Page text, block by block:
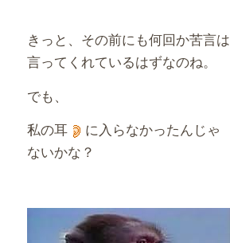
きっと、その前にも何回か苦言は
言ってくれているはずなのね。
でも、
私の耳
に入らなかったんじゃ
ないかな？